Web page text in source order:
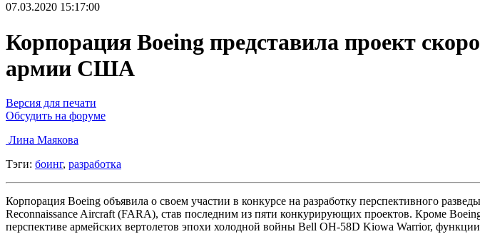
07.03.2020 15:17:00
Корпорация Boeing представила проект
армии США
Версия для печати
Обсудить на форуме
Лина Маякова
Тэги: боинг, разработка
Корпорация Boeing объявила о своем участии в конкурсе на разработку перспективного
Reconnaissance Aircraft (FARA), став последним из пяти конкурирующих проектов. Кроме
перспективе армейских вертолетов эпохи холодной войны Bell OH-58D Kiowa Warrior,